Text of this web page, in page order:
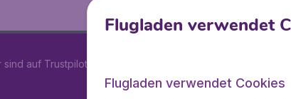
sind auf Trustpilot mit
Flugladen verwendet
Flugladen verwendet Cookies